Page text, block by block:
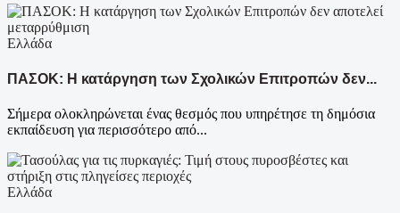
Ελλάδα
ΠΑΣΟΚ: Η κατάργηση των Σχολικών Επιτροπών δεν...
Σήμερα ολοκληρώνεται ένας θεσμός που υπηρέτησε τη δημόσια
εκπαίδευση για περισσότερο από...
Ελλάδα